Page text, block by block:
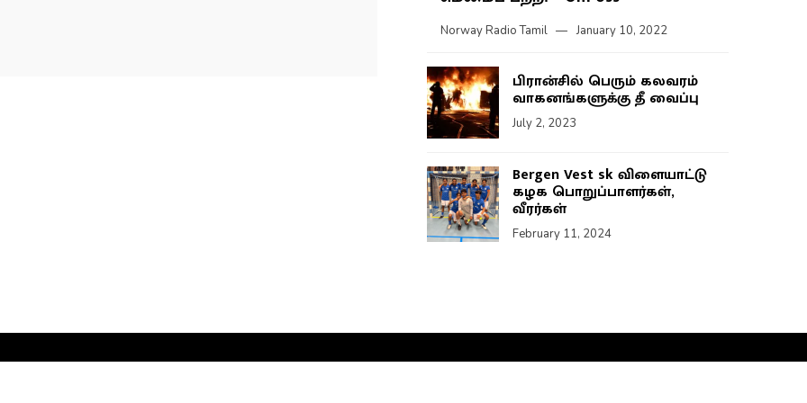
Norway Radio Tamil January 10, 2022
பிரான்சில் பெரும் கலவரம்
வாகனங்களுக்கு தீ வைப்பு
July 2, 2023
Bergen Vest sk விளையாட்டு
கழக பொறுப்பாளர்கள்,
வீரர்கள்
February 11, 2024